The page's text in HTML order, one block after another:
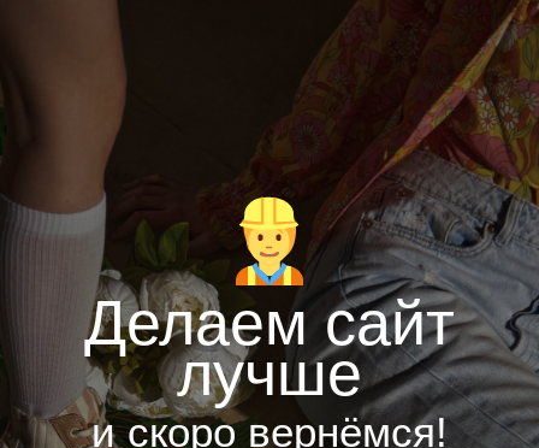
Делаем сайт
лучше
и скоро вернёмся!